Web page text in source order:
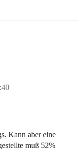
Kann aber eine
muß 52%